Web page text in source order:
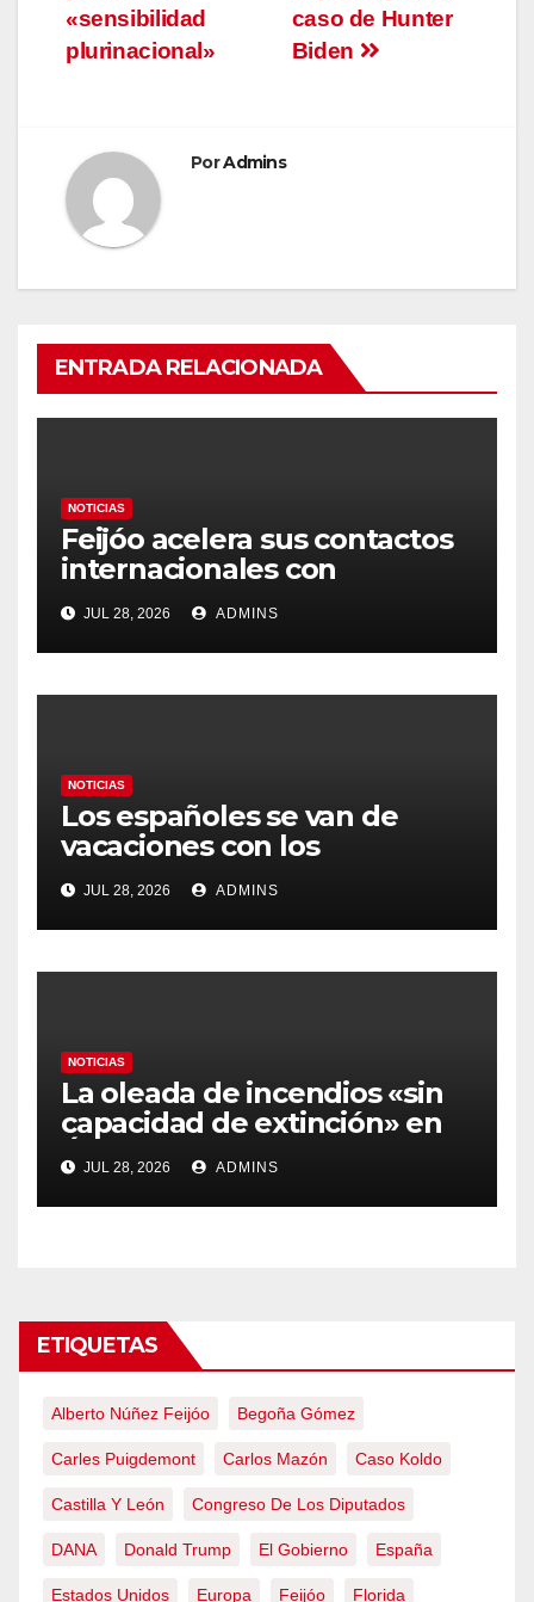
caso de Hunter
Biden
«sensibilidad
plurinacional»
PorAdmins
ENTRADA RELACIONADA
NOTICIAS
Feijóo acelera sus contactos
internacionales con
Latinoamérica como socio
prioritario en su agenda de
gobierno
JUL 28, 2026 ADMINS
NOTICIAS
Los españoles se van de
vacaciones con los
carburantes hasta un 21%
más caros que el año pasado
y los hoteles disparados
JUL 28, 2026 ADMINS
NOTICIAS
La oleada de incendios «sin
capacidad de extinción» en
Ávila y al oeste de Madrid
obliga a declarar la
emergencia nacional
JUL 28, 2026 ADMINS
ETIQUETAS
Alberto Núñez Feijóo Begoña Gómez
Carles Puigdemont Carlos Mazón Caso Koldo
Castilla Y León Congreso De Los Diputados
DANA Donald Trump El Gobierno España
Estados Unidos Europa Feijóo Florida